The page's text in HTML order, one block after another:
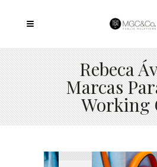
Rebeca
Marcas
Working